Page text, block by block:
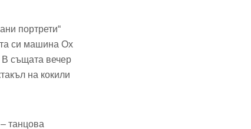
портрети“
си машина Ox
В същата вечер
на кокили
танцова